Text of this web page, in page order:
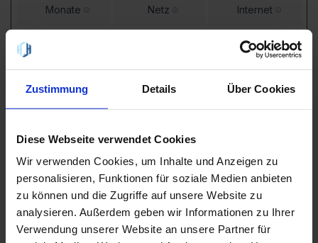
Zustimmung Details Über Cookies
Diese Webseite verwendet Cookies
Wir verwenden Cookies, um Inhalte und Anzeigen zu
personalisieren, Funktionen für soziale Medien anbieten
zu können und die Zugriffe auf unsere Website zu
analysieren. Außerdem geben wir Informationen zu Ihrer
Verwendung unserer Website an unsere Partner für
Monate Netz Internet
🇪🇺 EU
Hinweis:Nach 24 Monaten reduziert sich die
Grundgebührnicht (also neuen Tarif suchen um zu sparen)
Details
congstar Allnet Flat M 4G
3,9
Google Pixel 8a